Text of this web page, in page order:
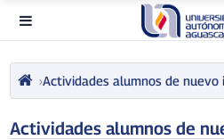
Actividades alumnos de nuevo
Actividades alumnos de